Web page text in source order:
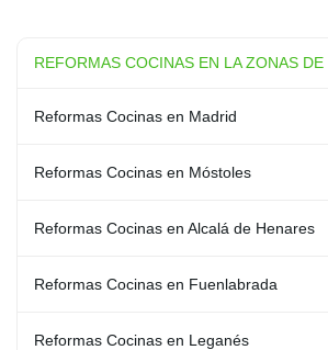
REFORMAS COCINAS EN LA ZONAS DE
Reformas Cocinas en Madrid
Reformas Cocinas en Móstoles
Reformas Cocinas en Alcalá de Henares
Reformas Cocinas en Fuenlabrada
Reformas Cocinas en Leganés